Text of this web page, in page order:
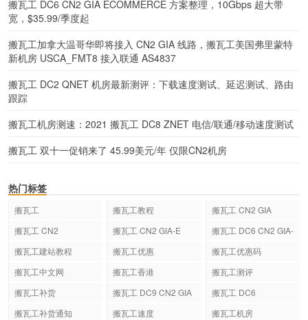
搬瓦工 DC6 CN2 GIA ECOMMERCE 方案整理，10Gbps 超大带
宽，$35.99/季度起
搬瓦工加拿大温哥华即将接入 CN2 GIA 线路，搬瓦工美国弗里蒙特
新机房 USCA_FMT8 接入联通 AS4837
搬瓦工 DC2 QNET 机房最新测评：下载速度测试、延迟测试、路由
跟踪
搬瓦工机房测速：2021 搬瓦工 DC8 ZNET 电信/联通/移动速度测试
搬瓦工 双十一促销来了 45.99美元/年 仅限CN2机房
热门标签
搬瓦工 搬瓦工教程
搬瓦工 CN2 GIA
搬瓦工 CN2
搬瓦工 CN2 GIA-E
搬瓦工 DC6 CN2 GIA-
搬瓦工建站教程 搬瓦工优惠
搬瓦工优惠码
搬瓦工中文网
搬瓦工香港
搬瓦工测评
搬瓦工补货
搬瓦工 DC9 CN2 GIA
搬瓦工 DC6
搬瓦工补货通知
搬瓦工速度
搬瓦工机房